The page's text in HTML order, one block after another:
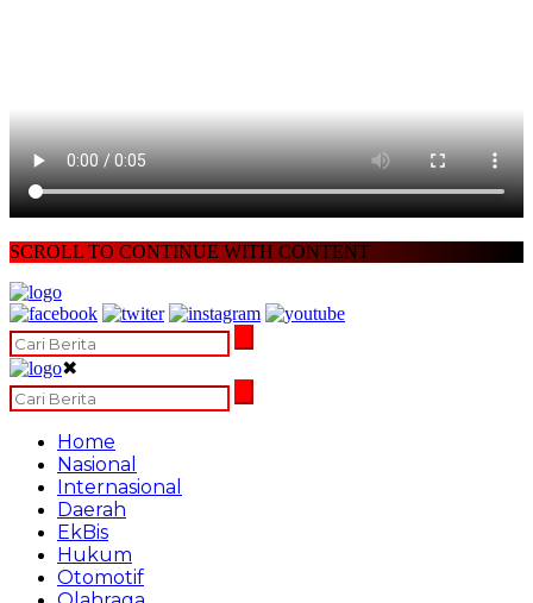
SCROLL TO CONTINUE WITH CONTENT
✖
Home
Nasional
Internasional
Daerah
EkBis
Hukum
Otomotif